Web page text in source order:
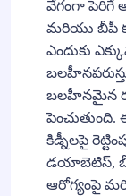
వేగంగా పెరిగే
మరియు బీపీ
ఎందుకు
బలహీనమైన
పెంచుతుంది.
కిడ్నీలపై
డయాబెటిస్,
ఆరోగ్యంపై